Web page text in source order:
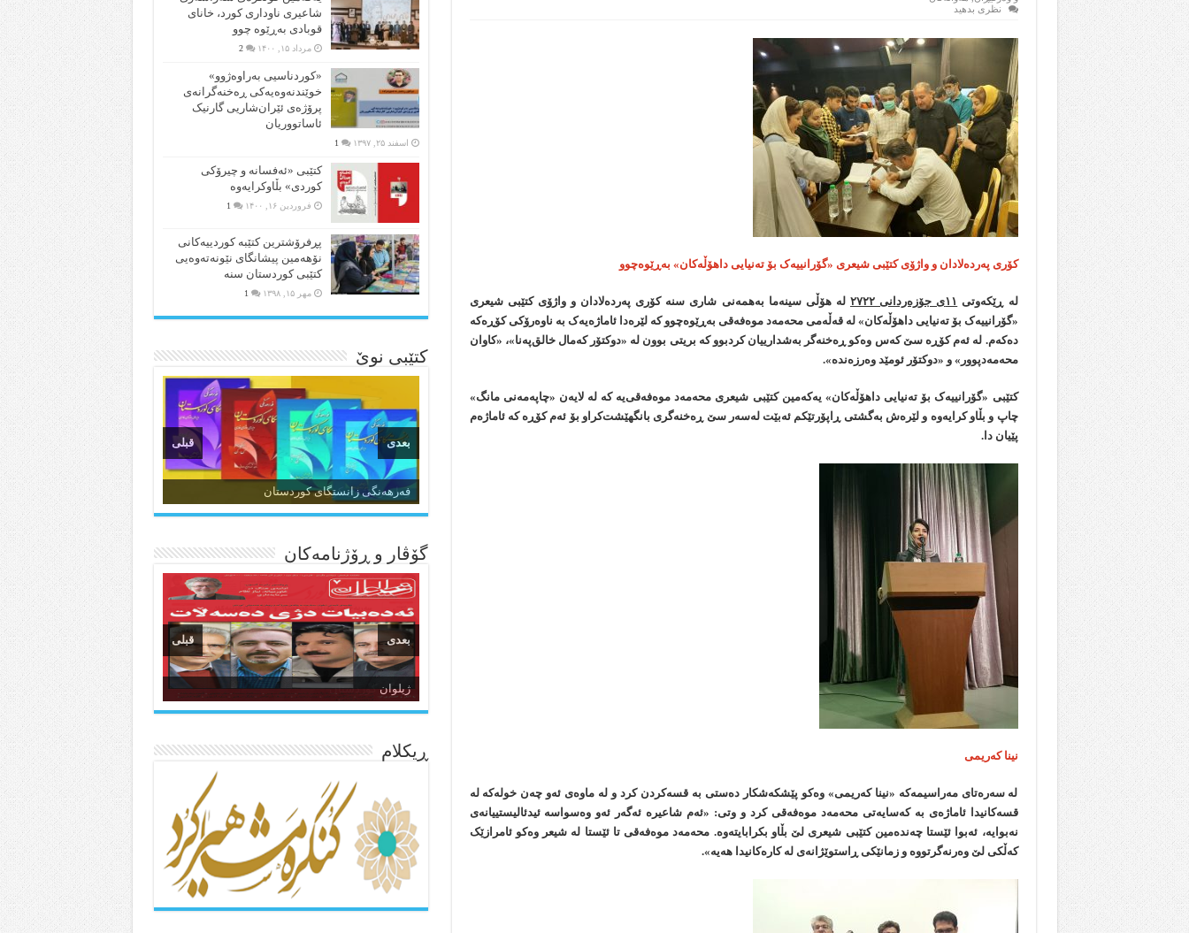
نظری بدهید
کۆری پەردەلادان و واژۆی کتێبی شیعری «گۆرانییەک بۆ تەنیایی داهۆڵەکان» بەڕێوەچوو
لە ڕێکەوتی ۱۱ی جۆزەردانی ۲۷۲۲ لە هۆڵی سینەما بەهمەنی شاری سنە کۆری پەردەلادان و واژۆی کتێبی شیعری
«گۆرانییەک بۆ تەنیایی داهۆڵەکان» لە قەڵەمی محەمەد موەفەقی بەڕێوەچوو کە لێرەدا ئاماژەیەک بە ناوەرۆکی کۆڕەکە
دەکەم. لە ئەم کۆڕە سێ کەس وەکو ڕەخنەگر بەشدارییان کردبوو کە بریتی بوون لە «دوکتۆر کەمال خالق‌پەنا»، «کاوان
محەمەدپوور» و «دوکتۆر ئومێد وەرزەندە».
کتێبی «گۆرانییەک بۆ تەنیایی داهۆڵەکان» یەکەمین کتێبی شیعری محەمەد موەفەقی‌یە کە لە لایەن «چاپەمەنی مانگ»
چاپ و بڵاو کرایەوە و لێرەش بەگشتی ڕاپۆرتێکم ئەبێت لەسەر سێ ڕەخنەگری بانگهێشت‌کراو بۆ ئەم کۆڕە کە ئاماژەم
پێیان دا.
نینا که‌ریمی
لە سەرەتای مەراسیمەکە «نینا که‌ریمی» وەکو پێشکەشکار دەستی بە قسەکردن کرد و لە ماوەی ئەو چەن خولەکە لە
قسەکانیدا ئاماژەی بە کەسایەتی محەمەد موەفەقی کرد و وتی: «ئەم شاعیرە ئەگەر ئەو وەسواسە ئیدئالیستییانەی
نەبوایە، ئەبوا ئێستا چەندەمین کتێبی شیعری لێ بڵاو بکرابایتەوە. محەمەد موەفەقی تا ئێستا لە شیعر وەکو ئامرازێک
کەڵکی لێ وەرنەگرتووە و زمانێکی ڕاستوێژانەی لە کارەکانیدا هەیە».
شاعیری‌ ناوداری کورد، خانای
قوبادی بەڕێوە چوو
مرداد ۱۵, ۱۴۰۰ 2
«کوردناسیی بەراوەژوو»
خوێندنەوەیەکی ڕەخنەگرانەی
پرۆژەی ئێران‌شاریی گارنیک
ئاساتووریان
اسفند ۲۵, ۱۳۹۷ 1
کتێبی «ئەفسانە و چیرۆکی
کوردی» بڵاوکرایەوە
فروردین ۱۶, ۱۴۰۰ 1
پڕفرۆشترین کتێبە کوردییەکانی
نۆهەمین پیشانگای نێونەتەوەیی
کتێبی کوردستان سنە
مهر ۱۵, ۱۳۹۸ 1
کتێبی نوێ
زمان و وێژەی کوردی
قبلی بعدی
گۆڤار و ڕۆژنامه‌کان
ده‌نگی کوردستان
ئاژانسی هەواڵی مێهر
قبلی بعدی
ڕیکلام